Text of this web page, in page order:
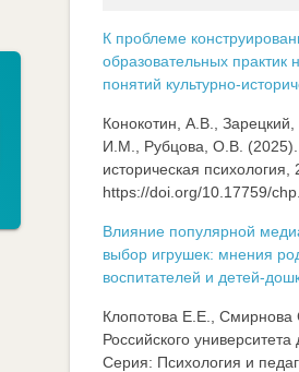
К проблеме
образовательных практик
понятий культурно-
Конокотин, А.В., Зарецкий,
И.М., Рубцова, О.В. (2025).
историческая психология,
https://doi.org/10.17759/
Влияние популярной
выбор игрушек: мнения
воспитателей и детей-
Клопотова Е.Е.,
Российского
Серия: Психология и